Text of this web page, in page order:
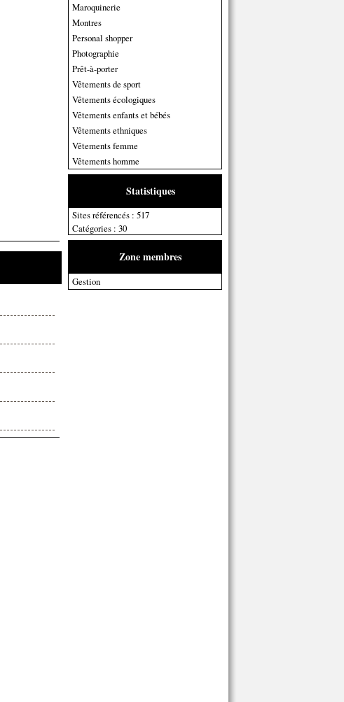
Maroquinerie
Montres
Personal shopper
Photographie
Prêt-à-porter
Vêtements de sport
Vêtements écologiques
Vêtements enfants et bébés
Vêtements ethniques
Vêtements femme
Vêtements homme
Statistiques
Sites référencés : 517
Catégories : 30
Zone membres
Gestion